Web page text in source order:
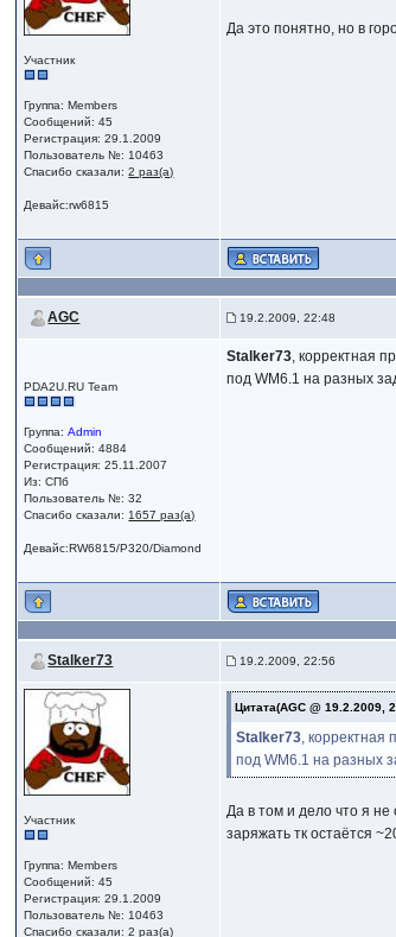
Участник
Группа: Members
Сообщений: 45
Регистрация: 29.1.2009
Пользователь №: 10463
Спасибо сказали:2 раз(а)
Девайс:rw6815
Да это понятно, но в
AGC 19.2.2009, 22:48
PDA2U.RU Team
Группа:Admin
Сообщений: 4884
Регистрация: 25.11.2007
Из: СПб
Пользователь №: 32
Спасибо сказали: 1657 раз(а)
Девайс:RW6815/P320/Diamond
Stalker73, корректная
под WM6.1 на разных
Stalker73 19.2.2009, 22:56
Участник
Группа: Members
Сообщений: 45
Регистрация: 29.1.2009
Пользователь №: 10463
Спасибо сказали:2 раз(а)
Цитата(AGC @ 19.2.2009,
Stalker73, корректная
под WM6.1 на разных
Да в том и дело что я
заряжать тк остаётся